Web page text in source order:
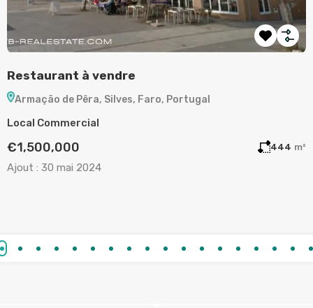
Terrain à vendre à Aljezur
Aljezur, Faro, Portugal
Terrain
€130,000 720 m²
Ajout : 19 mai 2024